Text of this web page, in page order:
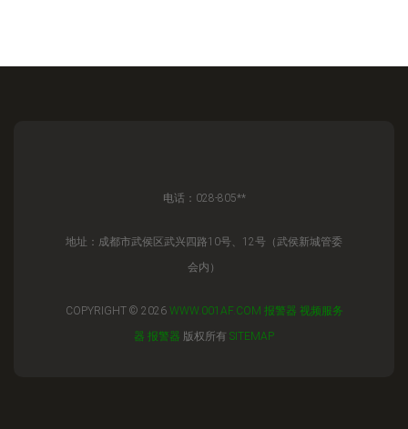
电话：028-805**
地址：成都市武侯区武兴四路10号、12号（武侯新城管委
会内）
COPYRIGHT © 2026 WWW.001AF.COM 报警器 视频服务
器 报警器 版权所有 SITEMAP